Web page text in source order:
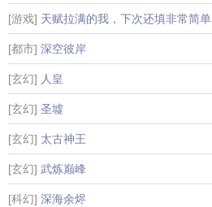
[游戏] 天赋拉满的我，下次还填非常简单
[都市] 深空彼岸
[玄幻] 人皇
[玄幻] 圣墟
[玄幻] 太古神王
[玄幻] 武炼巅峰
[科幻] 深海余烬